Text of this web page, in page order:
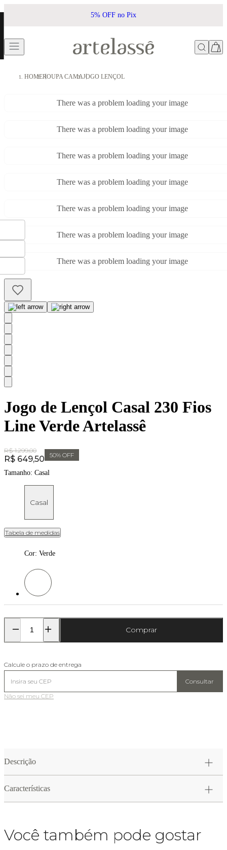
5% OFF no Pix
HOMEROUPA CAMAJOGO LENÇOL
There was a problem loading your image
There was a problem loading your image
There was a problem loading your image
There was a problem loading your image
There was a problem loading your image
There was a problem loading your image
There was a problem loading your image
Jogo de Lençol Casal 230 Fios
Line Verde Artelassê
Original Price:
R$ 1.299,00
Price:
R$ 649,50 50% OFF
Tamanho: Casal
Casal
Tabela de medidas
Cor: Verde
Cor: Verde
Comprar
Calcule o prazo de entrega
Consultar
Não sei meu CEP
Descrição
Características
Você também pode gostar